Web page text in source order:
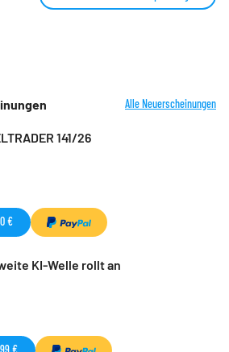
Alle Neuerscheinungen
141/26
€
KI-Welle rollt an
€